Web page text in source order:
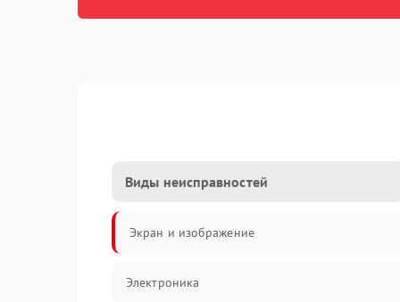
Виды неисправностей
Экран и изображение
Электроника